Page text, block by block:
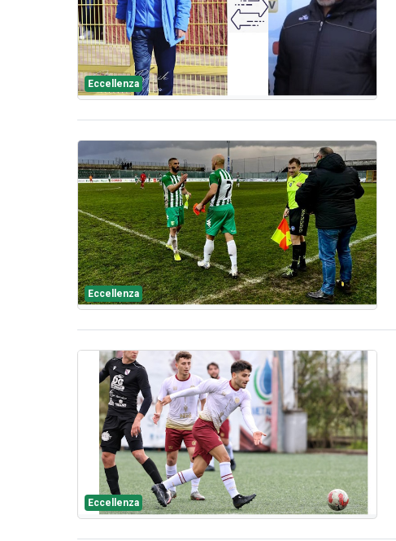
Eccellenza
Eccellenza
Eccellenza